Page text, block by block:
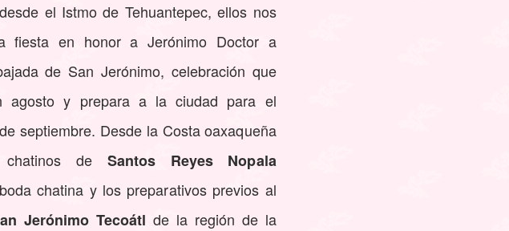
el Istmo de Tehuantepec, ellos nos
fiesta en honor a Jerónimo Doctor a
de San Jerónimo, celebración que
agosto y prepara a la ciudad para el
septiembre. Desde la Costa oaxaqueña
de Santos Reyes Nopala
chatina y los preparativos previos al
Jerónimo Tecoátl de la región de la